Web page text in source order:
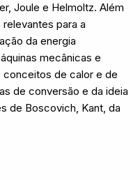
Joule e Helmoltz. Além
para a
da energia
mecânicas e
de calor e de
de conversão e da ideia
de Boscovich, Kant, da